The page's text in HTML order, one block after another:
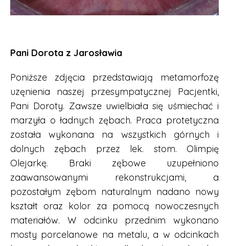
Pani Dorota z Jarosławia
Poniższe zdjęcia przedstawiają metamorfozę
uzęnienia naszej przesympatycznej Pacjentki,
Pani Doroty. Zawsze uwielbiała się uśmiechać i
marzyła o ładnych zębach. Praca protetyczna
została wykonana na wszystkich górnych i
dolnych zębach przez lek. stom. Olimpię
Olejarkę. Braki zębowe uzupełniono
zaawansowanymi rekonstrukcjami, a
pozostałym zębom naturalnym nadano nowy
kształt oraz kolor za pomocą nowoczesnych
materiałów. W odcinku przednim wykonano
mosty porcelanowe na metalu, a w odcinkach